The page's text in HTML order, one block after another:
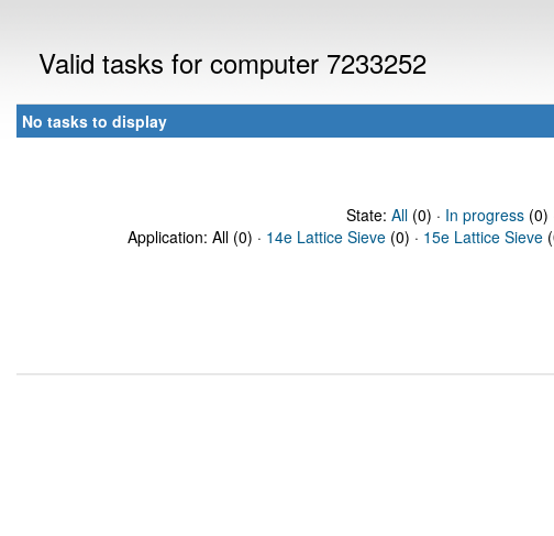
Valid tasks for computer 7233252
No tasks to display
State: All(0) · In progress(0)
Application: All (0) · 14e Lattice Sieve (0) · 15e Lattice Sieve